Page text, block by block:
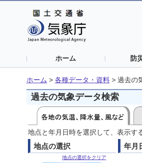
ホーム 防
ホーム > 各種データ・資料 > 過去の
過去の気象データ検索
地点と年月日時を選択して、表示す
地点の選択
地点の選択をクリア
年月